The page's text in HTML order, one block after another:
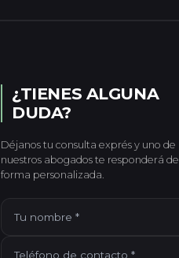
¿TIENES ALGUNA
DUDA?
Déjanos tu consulta exprés y uno de
nuestros abogados te responderá de
forma personalizada.